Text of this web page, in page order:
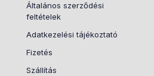
Általános szerződési
feltételek
Adatkezelési tájékoztató
Fizetés
Szállítás